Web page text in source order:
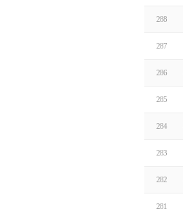
288
287
286
285
284
283
282
281